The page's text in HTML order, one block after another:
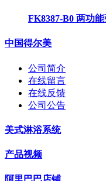
FK8387-B0 两功
中国得尔美
公司简介
在线留言
在线反馈
公司公告
美式淋浴系统
产品视频